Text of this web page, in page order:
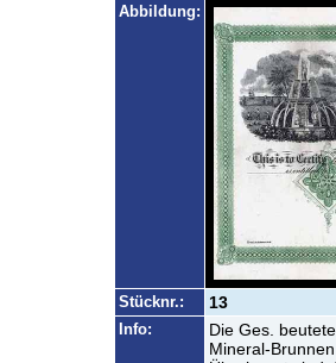
Abbildung:
Stücknr.: 13
Info:
Die Ges.
Mineral-